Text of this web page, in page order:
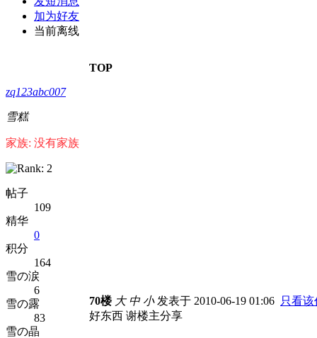
加为好友
当前离线
TOP
zq123abc007
雪糕
家族: 没有家族
帖子
109
精华
0
积分
164
雪の涙
6
雪の露
83
雪の晶
70楼 大 中 小发表于 2010-06-19 01:06 只看该
好东西 谢楼主分享